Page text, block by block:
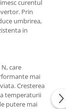
curentul
Prin
umbrirea,
in
care
mai
Cresterea
temperaturii
putere mai